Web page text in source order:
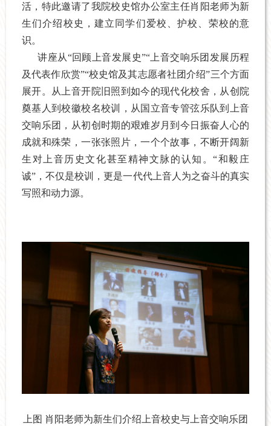
活，特此邀请了我院校史馆办公室主任肖阳老师为新
生们介绍校史，建立同学们爱校、护校、荣校的意
识。
讲座从“回顾上音发展史”“上音交响乐团发展历程
及代表作欣赏”“校史馆及其志愿者社团介绍”三个方面
展开。从上音开院旧照到如今的现代化校舍，从创院
奠基人到校徽校名校训，从国立音专管弦乐队到上音
交响乐团，从初创时期的艰难岁月到今日振奋人心的
成就和殊荣，一张张照片，一个个故事，不断开阔新
生对上音历史文化甚至精神文脉的认知。“和毅庄
诚”，不仅是校训，更是一代代上音人为之奋斗的真实
写照和动力源。
上图 肖阳老师为新生们介绍上音校史与上音交响乐团